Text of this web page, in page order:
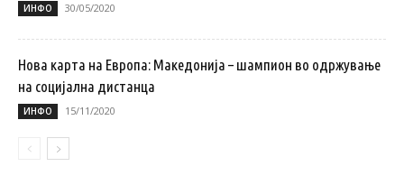
ИНФО 30/05/2020
Нова карта на Европа: Македонија – шампион во одржување
на социјална дистанца
ИНФО 15/11/2020